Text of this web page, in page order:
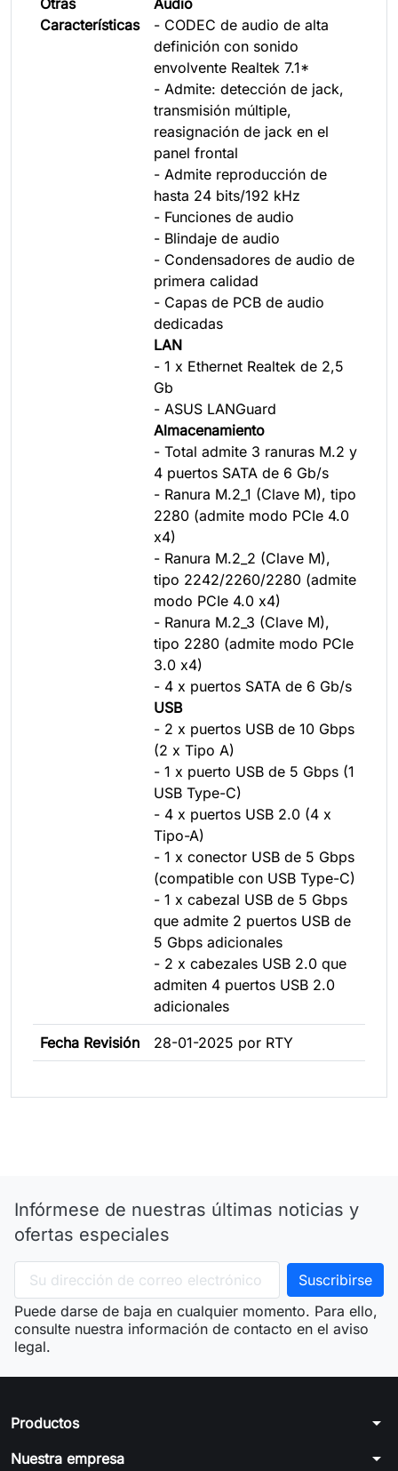
Características
- CODEC de audio de alta
definición con sonido
envolvente Realtek 7.1*
- Admite: detección de jack,
transmisión múltiple,
reasignación de jack en el
panel frontal
- Admite reproducción de
hasta 24 bits/192 kHz
- Funciones de audio
- Blindaje de audio
- Condensadores de audio de
primera calidad
- Capas de PCB de audio
dedicadas
LAN
- 1 x Ethernet Realtek de 2,5
Gb
- ASUS LANGuard
Almacenamiento
- Total admite 3 ranuras M.2 y
4 puertos SATA de 6 Gb/s
- Ranura M.2_1 (Clave M), tipo
2280 (admite modo PCIe 4.0
x4)
- Ranura M.2_2 (Clave M),
tipo 2242/2260/2280 (admite
modo PCIe 4.0 x4)
- Ranura M.2_3 (Clave M),
tipo 2280 (admite modo PCIe
3.0 x4)
- 4 x puertos SATA de 6 Gb/s
USB
- 2 x puertos USB de 10 Gbps
(2 x Tipo A)
- 1 x puerto USB de 5 Gbps (1
USB Type-C)
- 4 x puertos USB 2.0 (4 x
Tipo-A)
- 1 x conector USB de 5 Gbps
(compatible con USB Type-C)
- 1 x cabezal USB de 5 Gbps
que admite 2 puertos USB de
5 Gbps adicionales
- 2 x cabezales USB 2.0 que
admiten 4 puertos USB 2.0
adicionales
Fecha Revisión 28-01-2025 por RTY
Infórmese de nuestras últimas noticias y
ofertas especiales
Puede darse de baja en cualquier momento. Para ello,
consulte nuestra información de contacto en el aviso
legal.
Productos arrow_drop_down
Nuestra empresa arrow_drop_down